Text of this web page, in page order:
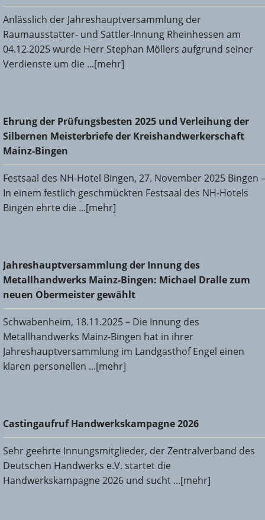
Anlässlich der Jahreshauptversammlung der
Raumausstatter- und Sattler-Innung Rheinhessen am
04.12.2025 wurde Herr Stephan Möllers aufgrund seiner
Verdienste um die ...[mehr]
Ehrung der Prüfungsbesten 2025 und Verleihung der
Silbernen Meisterbriefe der Kreishandwerkerschaft Mainz-
Bingen
Ehrung der Prüfungsbesten 2025 und Verleihung der
Silbernen Meisterbriefe der Kreishandwerkerschaft
Mainz-Bingen
Festsaal des NH-Hotel Bingen, 27. November 2025 Bingen –
In einem festlich geschmückten Festsaal des NH-Hotels
Bingen ehrte die ...[mehr]
Jahreshauptversammlung der Innung des
Metallhandwerks Mainz-Bingen: Michael Dralle zum neuen
Obermeister gewählt
Jahreshauptversammlung der Innung des
Metallhandwerks Mainz-Bingen: Michael Dralle zum
neuen Obermeister gewählt
Schwabenheim, 18.11.2025 – Die Innung des
Metallhandwerks Mainz-Bingen hat in ihrer
Jahreshauptversammlung im Landgasthof Engel einen
klaren personellen ...[mehr]
Castingaufruf Handwerkskampagne 2026
Castingaufruf Handwerkskampagne 2026
Sehr geehrte Innungsmitglieder, der Zentralverband des
Deutschen Handwerks e.V. startet die
Handwerkskampagne 2026 und sucht ...[mehr]